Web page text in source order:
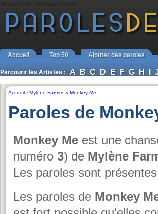
Accueil Top 50 Ajouter des paroles
Parcourir les Artistes : A B C D E F G H I
Accueil › Mylène Farmer›› Monkey Me
Paroles de
Monkey Me est une
numéro 3) de Mylène
Les paroles sont
Les paroles de Monkey